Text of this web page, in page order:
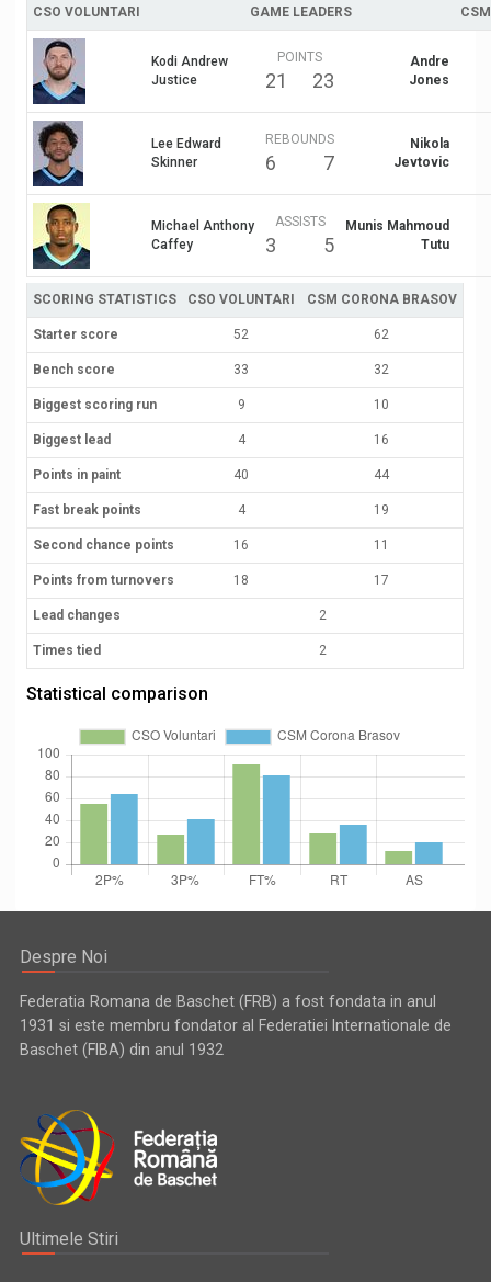
CSO VOLUNTARI GAME LEADERS
Kodi Andrew
Justice
POINTS
21 23
Andre
Jones
Lee Edward
Skinner
REBOUNDS
6 7
Nikola
Jevtovic
Michael Anthony
Caffey
ASSISTS
3 5
Munis Mahmoud
Tutu
SCORING STATISTICS CSO VOLUNTARI CSM CORONA BRASOV
Starter score 52 62
Bench score 33 32
Biggest scoring run 9 10
Biggest lead 4 16
Points in paint 40 44
Fast break points 4 19
Second chance points 16 11
Points from turnovers 18 17
Lead changes 2
Times tied 2
Statistical comparison
Despre Noi
Federatia Romana de Baschet (FRB) a fost fondata in anul
1931 si este membru fondator al Federatiei Internationale de
Baschet (FIBA) din anul 1932
Ultimele Stiri